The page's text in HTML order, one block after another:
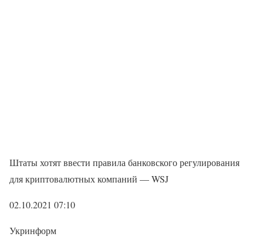
Штаты хотят ввести правила банковского регулирования
для криптовалютных компаний — WSJ
02.10.2021 07:10
Укринформ